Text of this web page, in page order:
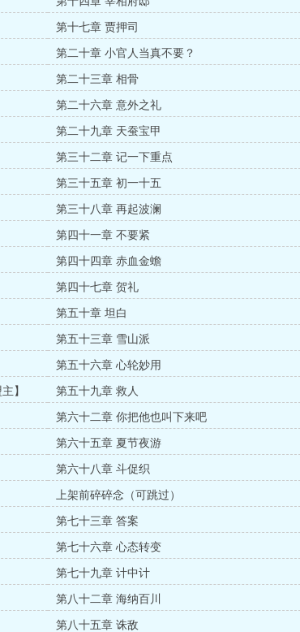
第十七章 贾押司
第二十章 小官人当真不要？
第二十三章 相骨
第二十六章 意外之礼
第二十九章 天蚕宝甲
第三十二章 记一下重点
第三十五章 初一十五
第三十八章 再起波澜
第四十一章 不要紧
第四十四章 赤血金蟾
第四十七章 贺礼
第五十章 坦白
第五十三章 雪山派
第五十六章 心轮妙用
】 第五十九章 救人
第六十二章 你把他也叫下来吧
第六十五章 夏节夜游
第六十八章 斗促织
上架前碎碎念（可跳过）
第七十三章 答案
第七十六章 心态转变
第七十九章 计中计
第八十二章 海纳百川
第八十五章 诛敌